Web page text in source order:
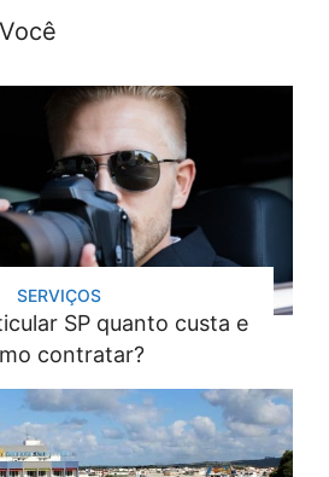
SERVIÇOS
SP quanto custa e
contratar?